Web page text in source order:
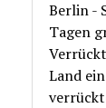
Berlin -
Tagen
Land